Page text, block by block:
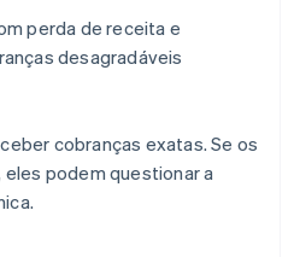
perda de receita e
desagradáveis
cobranças exatas. Se os
podem questionar a